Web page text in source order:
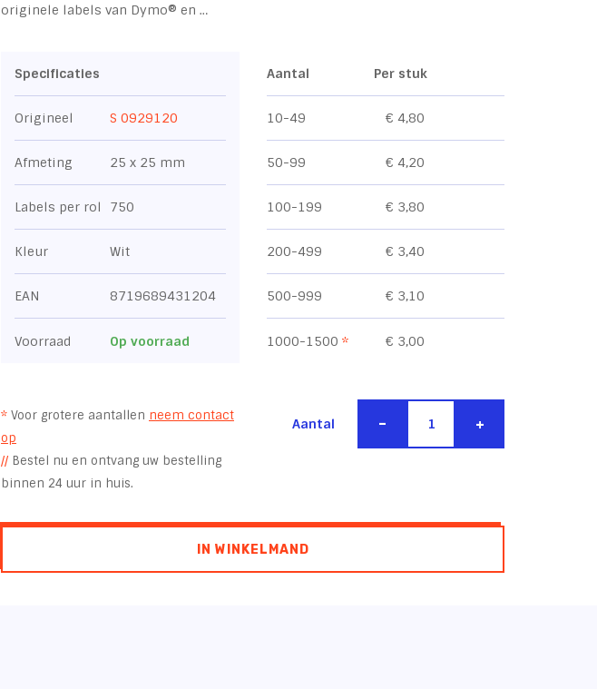
originele labels van Dymo® en …
Specificaties
Origineel S 0929120
Afmeting 25 x 25 mm
Labels per rol 750
Kleur Wit
EAN 8719689431204
Voorraad Op voorraad
Aantal Per stuk
10-49 € 4,80
50-99 € 4,20
100-199 € 3,80
200-499 € 3,40
500-999 € 3,10
1000-1500 * € 3,00
* Voor grotere aantallen neem contact
op
// Bestel nu en ontvang uw bestelling
binnen 24 uur in huis.
Aantal - +
IN WINKELMAND